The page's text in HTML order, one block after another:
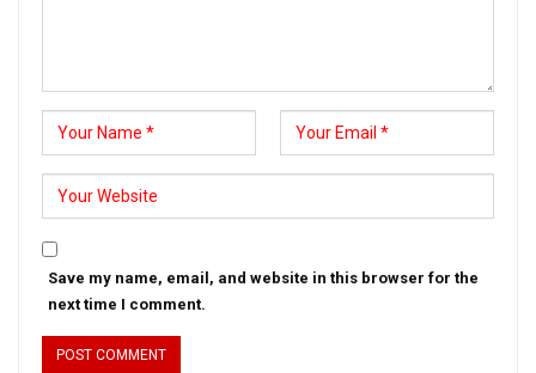
Save my name, email, and website in this browser for the
next time I comment.